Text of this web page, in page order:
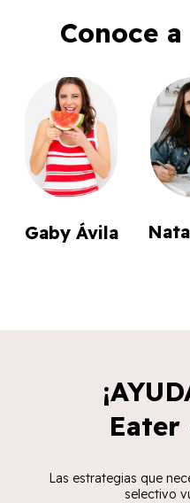
Conoce
Gaby Ávila
Eater
Las estrategias que
selectivo